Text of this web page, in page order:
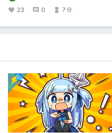
23
0 7 分